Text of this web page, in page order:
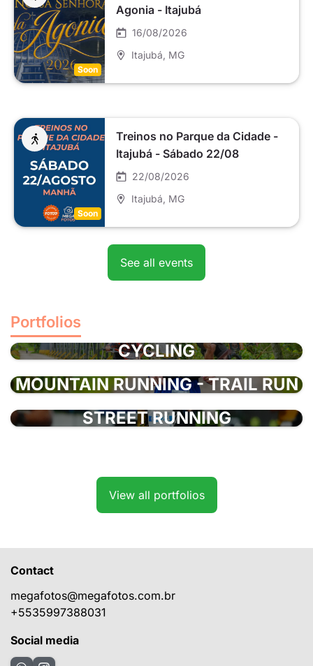
Soon
Agonia - Itajubá
16/08/2026
Itajubá , MG
Soon
Treinos no Parque da Cidade -
Itajubá - Sábado 22/08
22/08/2026
Itajubá , MG
See all events
Portfolios
CYCLING
MOUNTAIN RUNNING - TRAIL RUN
STREET RUNNING
View all portfolios
Contact
megafotos@megafotos.com.br
+5535997388031
Social media